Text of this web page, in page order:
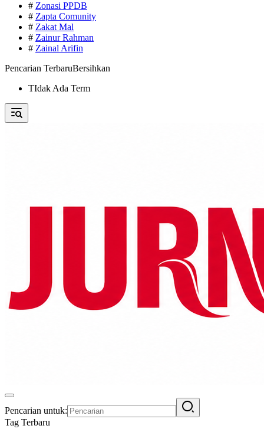
# Zonasi PPDB
# Zapta Comunity
# Zakat Mal
# Zainur Rahman
# Zainal Arifin
Pencarian TerbaruBersihkan
TIdak Ada Term
Pencarian untuk:
Tag Terbaru